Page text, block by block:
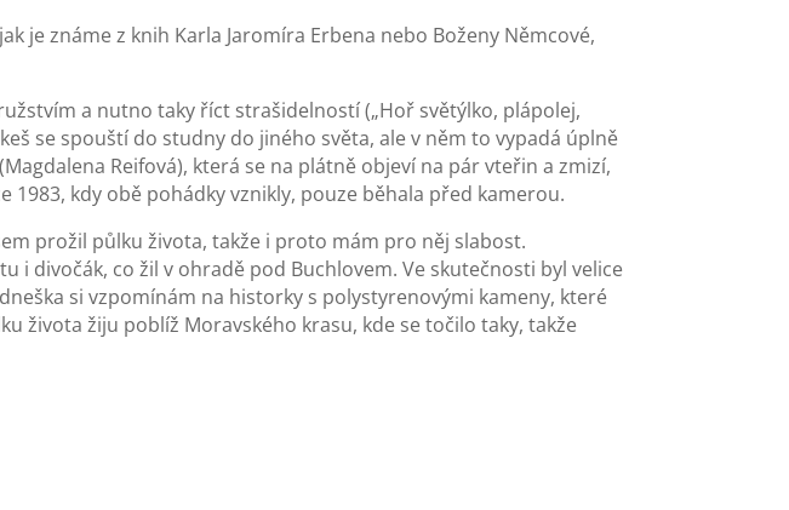
je známe z knih Karla Jaromíra Erbena nebo Boženy Němcové,
a nutno taky říct strašidelností („Hoř světýlko, plápolej,
se spouští do studny do jiného světa, ale v něm to vypadá úplně
Reifová), která se na plátně objeví na pár vteřin a zmizí,
1983, kdy obě pohádky vznikly, pouze běhala před kamerou.
prožil půlku života, takže i proto mám pro něj slabost.
i divočák, co žil v ohradě pod Buchlovem. Ve skutečnosti byl velice
si vzpomínám na historky s polystyrenovými kameny, které
života žiju poblíž Moravského krasu, kde se točilo taky, takže